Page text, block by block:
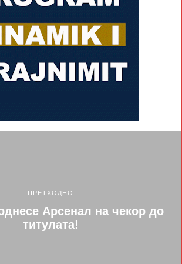
ПРЕТХОДНО
Арсенал на чекор до
титулата!